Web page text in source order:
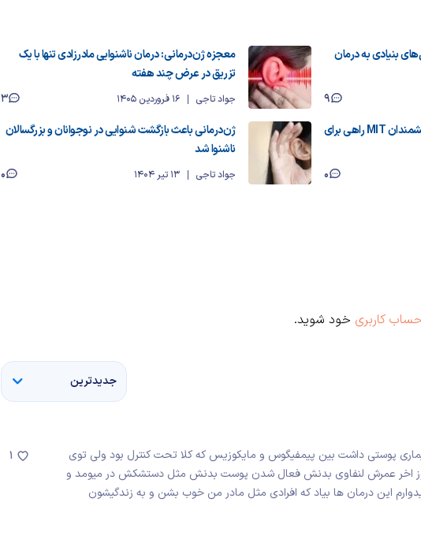
بنیادی به درمان
9
معجزه ژن‌درمانی: درمان ناشنوایی مادرزادی تنها با یک
تزریق در عرض چند هفته
جواد تاجی 16 فروردین 1405
3
امیدی برای درمان تنبلی چشم؛ دانشمندان MIT راهی برای
0
ژن‌درمانی باعث بازگشت شنوایی در نوجوانان و بزرگسالان
ناشنوا شد
جواد تاجی 13 تیر 1404 0
کاربری خود شوید.
جدیدترین
پوستی داشت بین پیمفیگوس و مایکوزیس که کلا تحت کنترل بود ولی توی
روز اخر عمرش لنفاوی بدنش فعال شدن پوست بدنش مثل دستشکش در میومد و
این درمان ها بیاد که افرادی مثل مادر من خوب بشن و به زندگیشون
1